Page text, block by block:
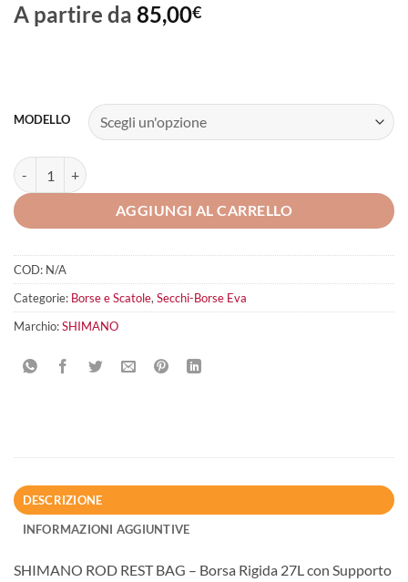
A partire da 85,00€
MODELLO
SHIMANO ROD REST BAG quantità
AGGIUNGI AL CARRELLO
COD: N/A
Categorie: Borse e Scatole, Secchi-Borse Eva
Marchio:SHIMANO
DESCRIZIONE
INFORMAZIONI AGGIUNTIVE
SHIMANO ROD REST BAG – Borsa Rigida 27L con Supporto